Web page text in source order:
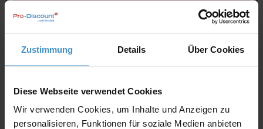
Zustimmung Details Über Cookies
Diese Webseite verwendet Cookies
Wir verwenden Cookies, um Inhalte und Anzeigen zu
personalisieren, Funktionen für soziale Medien anbieten
Individuelle Anfrage
Artikel mit Werbeanbringung: ca. 10 Werktage